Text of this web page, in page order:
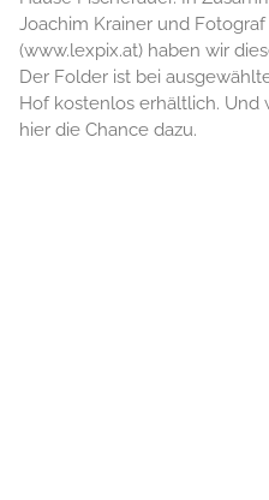
Joachim Krainer und
(www.lexpix.at) haben wir
Der Folder ist bei
Hof kostenlos erhältlich. Und
hier die Chance dazu.